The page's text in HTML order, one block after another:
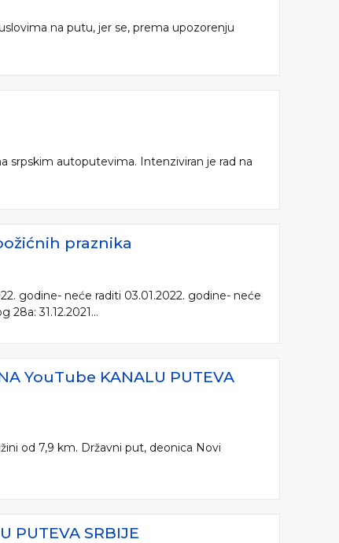
na putu, jer se, prema upozorenju
srpskim autoputevima. Intenziviran je rad na
praznika
godine- neće raditi 03.01.2022. godine- neće
31.12.2021...
YouTube KANALU PUTEVA
od 7,9 km. Državni put, deonica Novi
PUTEVA SRBIJE